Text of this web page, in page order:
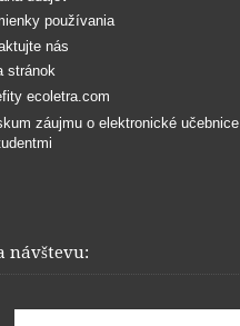
používania
nás
stránok
ecoletra.com
záujmu o elektronické učebnice
návštevu: